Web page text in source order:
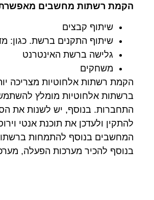
הקמת רשתות מחשבים מאפשרת
שיתוף קבצים
שיתוף התקנים ברשת. כגון:
גלישה ברשת האינטרנט
משחקים
הקמת רשתות אלחוטיות מצריכה
ברשתות אלחוטיות מומלץ
התחברות. בנוסף, יש לשנות את
להתקין ולעדכן את תוכנת אנטי
המחשבים בנוסף להתמחות
בנוסף להכיר מערכות הפעלה,